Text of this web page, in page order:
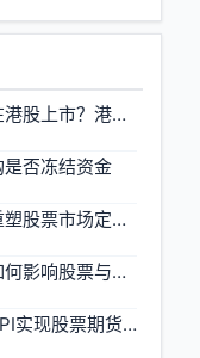
阿里巴巴什么时候在港股上市？港股上市对投资者有什么影响
否冻结资金
股权分置改革如何重塑股票市场定价机制
国库券收益率波动如何影响股票与期货市场联动性
如何利用东方财富API实现股票期货数据深度挖掘与量化交易